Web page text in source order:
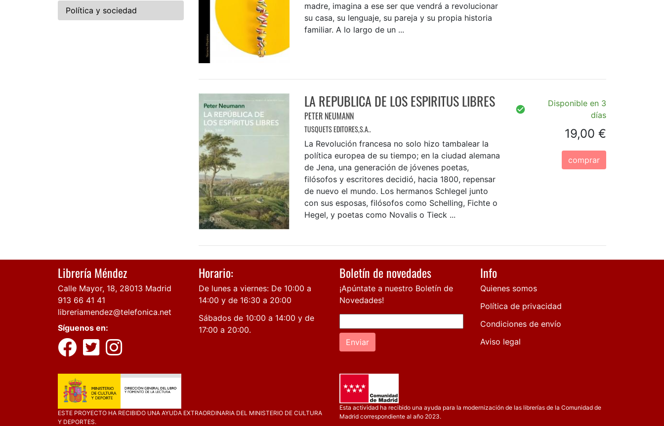
Política y sociedad
madre, imagina a ese ser que vendrá a revolucionar
su casa, su lenguaje, su pareja y su propia historia
familiar. A lo largo de un ...
LA REPUBLICA DE LOS ESPIRITUS LIBRES
PETER NEUMANN
TUSQUETS EDITORES,S.A..
La Revolución francesa no solo hizo tambalear la
política europea de su tiempo; en la ciudad alemana
de Jena, una generación de jóvenes poetas,
filósofos y escritores decidió, hacia 1800, repensar
de nuevo el mundo. Los hermanos Schlegel junto
con sus esposas, filósofos como Schelling, Fichte o
Hegel, y poetas como Novalis o Tieck ...
Disponible en 3
días
19,00 €
comprar
Librería Méndez
Calle Mayor, 18, 28013 Madrid
913 66 41 41
libreriamendez@telefonica.net
Síguenos en:
Horario:
De lunes a viernes: De 10:00 a
14:00 y de 16:30 a 20:00
Sábados de 10:00 a 14:00 y de
17:00 a 20:00.
Boletín de novedades
¡Apúntate a nuestro Boletín de
Novedades!
Enviar
Info
Quienes somos
Política de privacidad
Condiciones de envío
Aviso legal
ESTE PROYECTO HA RECIBIDO UNA AYUDA EXTRAORDINARIA DEL MINISTERIO DE CULTURA
Y DEPORTES.
Esta actividad ha recibido una ayuda para la modernización de las librerías de la Comunidad de
Madrid correspondiente al año 2023.